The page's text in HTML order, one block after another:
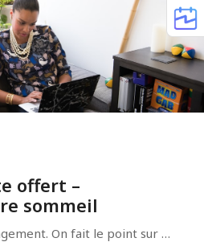
offert –
sommeil
On fait le point sur